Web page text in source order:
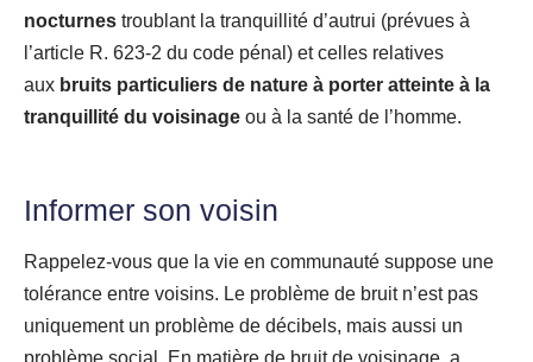
nocturnes troublant la tranquillité d’autrui (prévues à
l’article R. 623-2 du code pénal) et celles relatives
aux bruits particuliers de nature à porter atteinte à la
tranquillité du voisinage ou à la santé de l’homme.
Informer son voisin
Rappelez-vous que la vie en communauté suppose une
tolérance entre voisins. Le problème de bruit n’est pas
uniquement un problème de décibels, mais aussi un
problème social. En matière de bruit de voisinage, a